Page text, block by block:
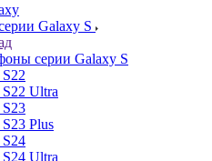
Galaxy S
серии Galaxy S
Ultra
Plus
Ultra